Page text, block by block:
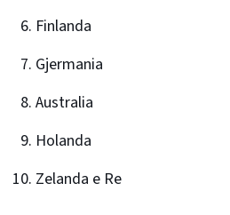
Finlanda
Gjermania
Australia
Holanda
Zelanda e Re